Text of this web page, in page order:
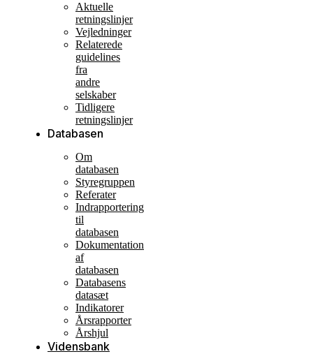
Aktuelle
retningslinjer
Vejledninger
Relaterede
guidelines
fra
andre
selskaber
Tidligere
retningslinjer
Databasen
Om
databasen
Styregruppen
Referater
Indrapportering
til
databasen
Dokumentation
af
databasen
Databasens
datasæt
Indikatorer
Årsrapporter
Årshjul
Vidensbank